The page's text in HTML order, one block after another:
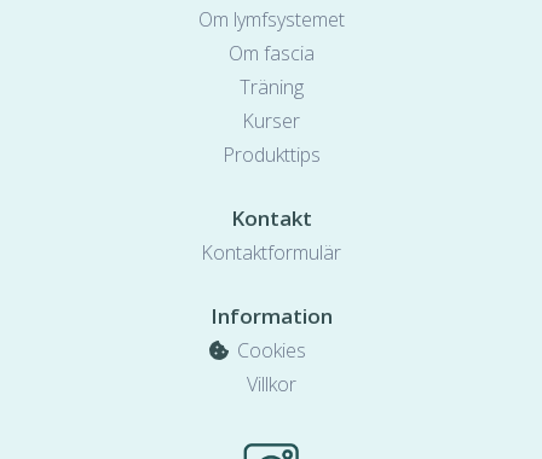
Om lymfsystemet
Om fascia
Träning
Kurser
Produkttips
Kontakt
Kontaktformulär
Information
Cookies
Villkor